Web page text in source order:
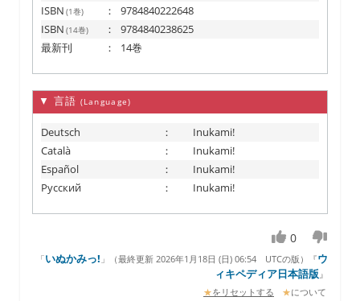
ISBN (1巻) ：
9784840222648
ISBN (14巻) ：
9784840238625
最新刊
： 14巻
▼ 言語 (Language)
Deutsch ：
Inukami!
Català
：
Inukami!
Español
：
Inukami!
Русский
： Inukami!
0
「いぬかみっ! 」（最終更新 2026年1月18日 (日) 06:54 UTCの版）『ウ
ィキペディア日本語版』
★をリセットする ★について